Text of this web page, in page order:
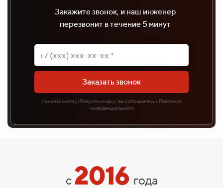
Закажите звонок, и наш инженер
перезвонит в течение 5 минут
Заказать звонок
Нажимая кнопку «Получить скидку», вы соглашаетесь с Политикой
конфиденциальности
с 2016 года